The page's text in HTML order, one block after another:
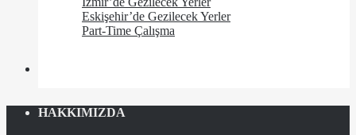
Eskişehir’de Gezilecek Yerler
Part-Time Çalışma
HAKKIMIZDA